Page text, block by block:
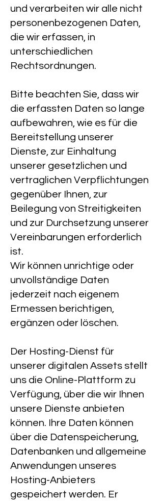
und verarbeiten wir alle nicht
personenbezogenen Daten,
die wir erfassen, in
unterschiedlichen
Rechtsordnungen.
Bitte beachten Sie, dass wir
die erfassten Daten so lange
aufbewahren, wie es für die
Bereitstellung unserer
Dienste, zur Einhaltung
unserer gesetzlichen und
vertraglichen Verpflichtungen
gegenüber Ihnen, zur
Beilegung von Streitigkeiten
und zur Durchsetzung unserer
Vereinbarungen erforderlich
ist.
Wir können unrichtige oder
unvollständige Daten
jederzeit nach eigenem
Ermessen berichtigen,
ergänzen oder löschen.
Der Hosting-Dienst für
unserer digitalen Assets stellt
uns die Online-Plattform zu
Verfügung, über die wir Ihnen
unsere Dienste anbieten
können. Ihre Daten können
über die Datenspeicherung,
Datenbanken und allgemeine
Anwendungen unseres
Hosting-Anbieters
gespeichert werden. Er